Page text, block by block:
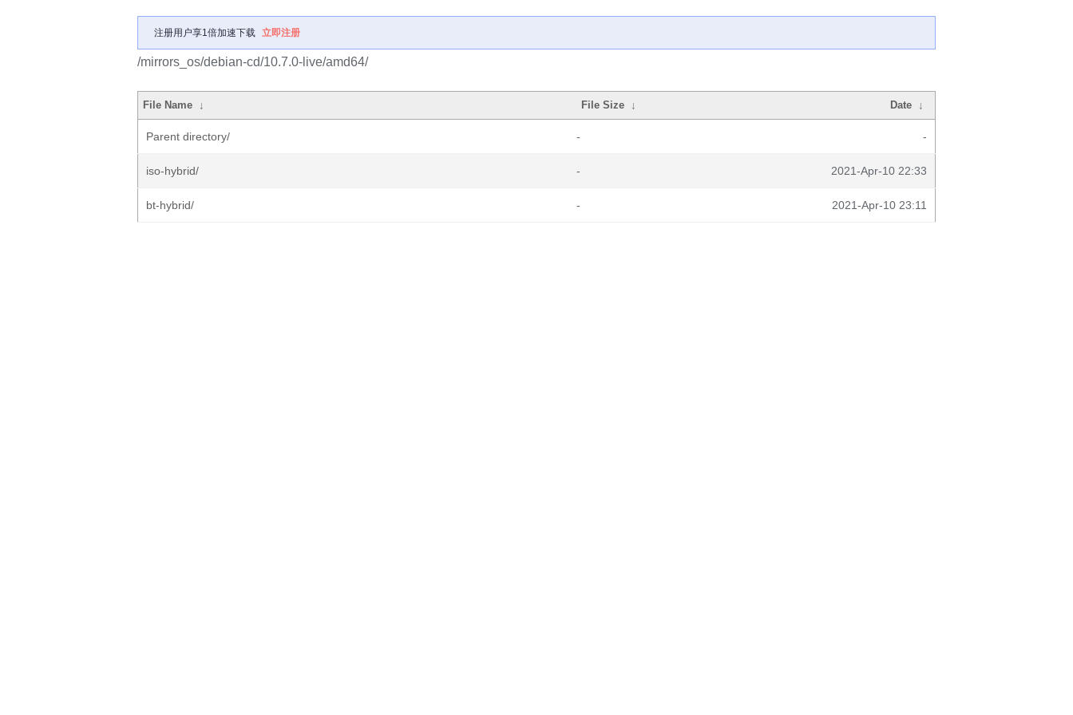
注册用户享1倍加速下载 立即注册
/mirrors_os/debian-cd/10.7.0-live/amd64/
File Name ↓ File Size ↓ Date ↓
Parent directory/ - -
iso-hybrid/ - 2021-Apr-10 22:33
bt-hybrid/ - 2021-Apr-10 23:11